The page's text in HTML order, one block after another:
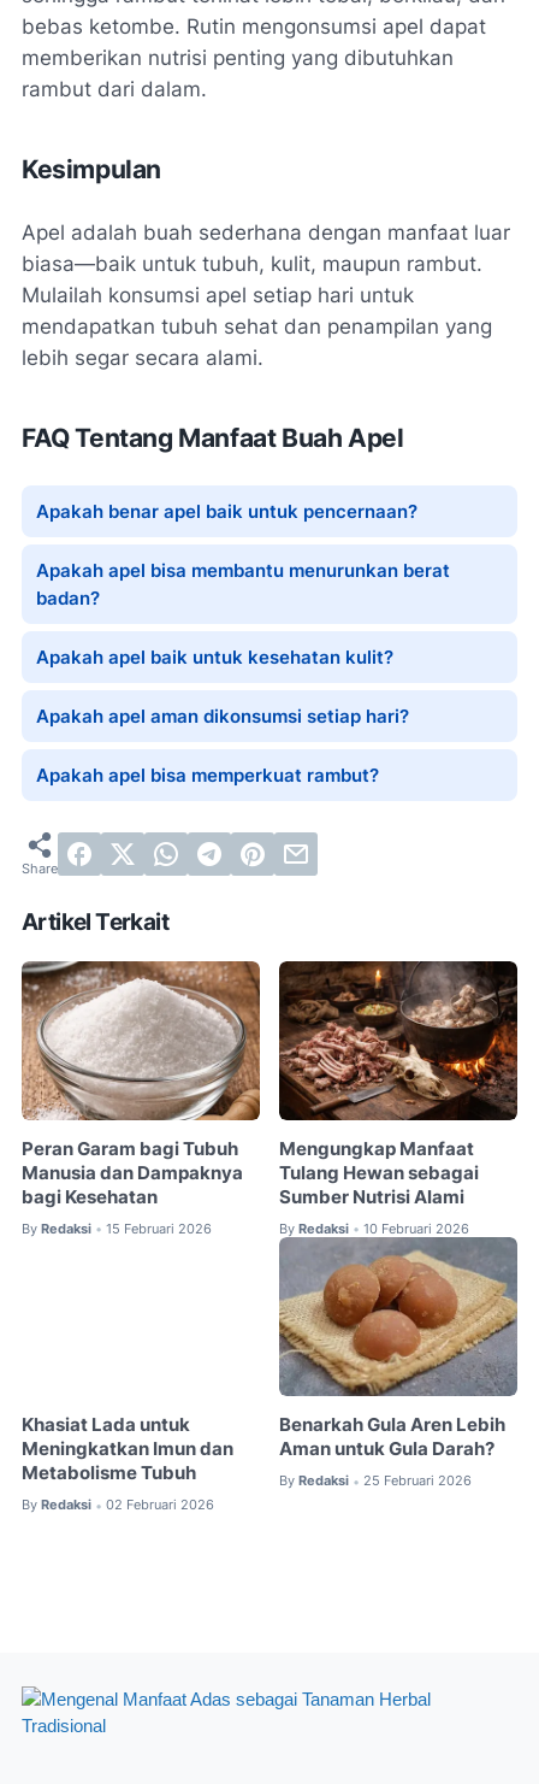
bebas ketombe. Rutin mengonsumsi apel dapat
memberikan nutrisi penting yang dibutuhkan
rambut dari dalam.
Kesimpulan
Apel adalah buah sederhana dengan manfaat luar
biasa—baik untuk tubuh, kulit, maupun rambut.
Mulailah konsumsi apel setiap hari untuk
mendapatkan tubuh sehat dan penampilan yang
lebih segar secara alami.
FAQ Tentang Manfaat Buah Apel
Apakah benar apel baik untuk pencernaan?
Apakah apel bisa membantu menurunkan berat
badan?
Apakah apel baik untuk kesehatan kulit?
Apakah apel aman dikonsumsi setiap hari?
Apakah apel bisa memperkuat rambut?
Artikel Terkait
Peran Garam bagi Tubuh
Manusia dan Dampaknya
bagi Kesehatan
By Redaksi • 15 Februari 2026
Mengungkap Manfaat
Tulang Hewan sebagai
Sumber Nutrisi Alami
By Redaksi • 10 Februari 2026
Khasiat Lada untuk
Meningkatkan Imun dan
Metabolisme Tubuh
By Redaksi • 02 Februari 2026
Benarkah Gula Aren Lebih
Aman untuk Gula Darah?
By Redaksi • 25 Februari 2026